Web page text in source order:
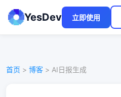
YesDev 立即使用
首页 > 博客 > AI日报生成